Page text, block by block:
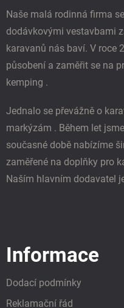
Naše malá rodinná firma
dodávkovými vestavbami
karavanů nás baví. V roce
působení a zaměřit se na
kemping .
Jednalo se převážně o
markýzám . Během let
současné době nabízíme
zaměřené na doplňky pro
Naším hlavním dodavatel
Informace
Dodací podmínky
Reklamační řád